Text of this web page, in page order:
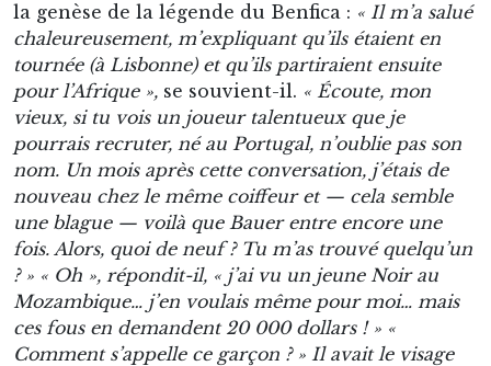
la genèse de la légende du Benfica : « Il m’a salué
chaleureusement, m’expliquant qu’ils étaient en
tournée (à Lisbonne) et qu’ils partiraient ensuite
pour l’Afrique », se souvient-il. « Écoute, mon
vieux, si tu vois un joueur talentueux que je
pourrais recruter, né au Portugal, n’oublie pas son
nom. Un mois après cette conversation, j’étais de
nouveau chez le même coiffeur et — cela semble
une blague — voilà que Bauer entre encore une
fois. Alors, quoi de neuf ? Tu m’as trouvé quelqu’un
? » « Oh », répondit-il, « j’ai vu un jeune Noir au
Mozambique… j’en voulais même pour moi… mais
ces fous en demandent 20 000 dollars ! » «
Comment s’appelle ce garçon ? » Il avait le visage